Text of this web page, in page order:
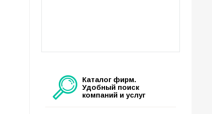
Каталог фирм.
Удобный поиск
компаний и услуг